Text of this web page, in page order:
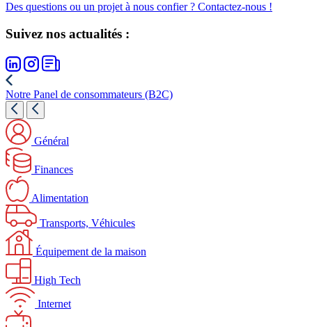
Des questions ou un projet à nous confier ? Contactez-nous !
Suivez nos actualités :
Notre Panel de consommateurs (B2C)
Général
Finances
Alimentation
Transports, Véhicules
Équipement de la maison
High Tech
Internet